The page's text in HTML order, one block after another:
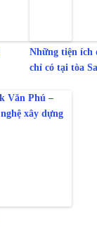
Những tiện ích
chỉ có tại tòa